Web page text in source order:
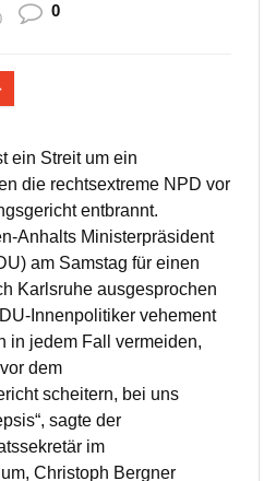
0
ein Streit um ein
die rechtsextreme NPD vor
entbrannt.
Anhalts Ministerpräsident
am Samstag für einen
Karlsruhe ausgesprochen
Innenpolitiker vehement
in jedem Fall vermeiden,
dem
scheitern, bei uns
sagte der
im
Christoph Bergner